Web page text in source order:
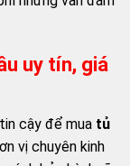
uy tín, giá
cậy để mua tủ
vị chuyên kinh